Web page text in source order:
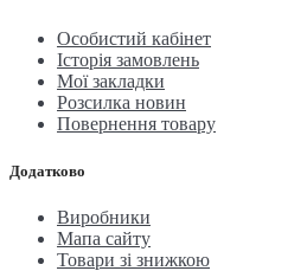
Особистий кабінет
Історія замовлень
Мої закладки
Розсилка новин
Повернення товару
Додатково
Виробники
Мапа сайту
Товари зі знижкою